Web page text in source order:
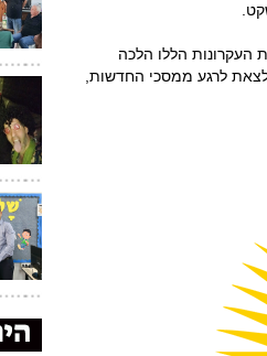
העקרונות הללו הלכה
לרגע ממסכי החדשות,